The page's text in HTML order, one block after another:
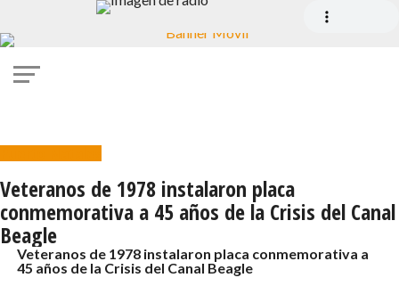
Puerto Natales
Veteranos de 1978 instalaron placa
conmemorativa a 45 años de la Crisis del Canal
Beagle
Veteranos de 1978 instalaron placa conmemorativa a
45 años de la Crisis del Canal Beagle